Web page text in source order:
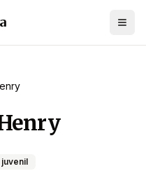
juvenil